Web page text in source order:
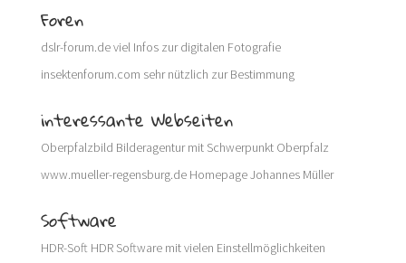
Foren
dslr-forum.deviel Infos zur digitalen Fotografie
insektenforum.com sehr nützlich zur Bestimmung
interessante Webseiten
Oberpfalzbild Bilderagentur mit Schwerpunkt Oberpfalz
www.mueller-regensburg.deHomepage Johannes Müller
Software
HDR-SoftHDR Software mit vielen Einstellmöglichkeiten